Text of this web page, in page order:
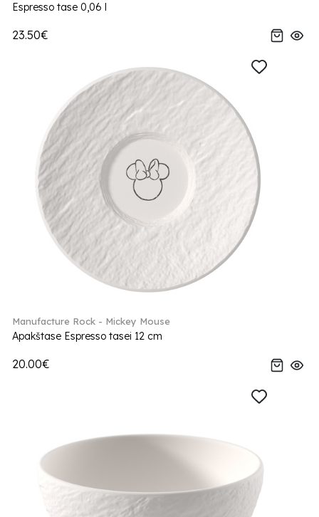
Espresso tase 0,06 l
23.50€
Manufacture Rock - Mickey Mouse
Apakštase Espresso tasei 12 cm
20.00€